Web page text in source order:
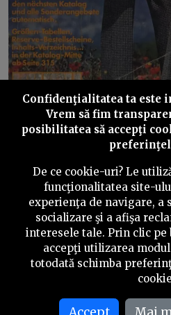
În România anilor ’70-’80,
sau al unei case era că „arată
Închipuiți-vă că, astăzi, ați
Kaufland sau Lidl unor
țară de lumea a treia, care n-
fotografiile și să viseze că ar
Confidenţialitatea ta este
Vrem să fim
posibilitatea să accepţi
De ce cookie-uri? Le
funcţionalitatea site-
experienţa de navigare, a
socializare şi a afişa
interesele tale. Prin clic pe
accepţi utilizarea
totodată schimba